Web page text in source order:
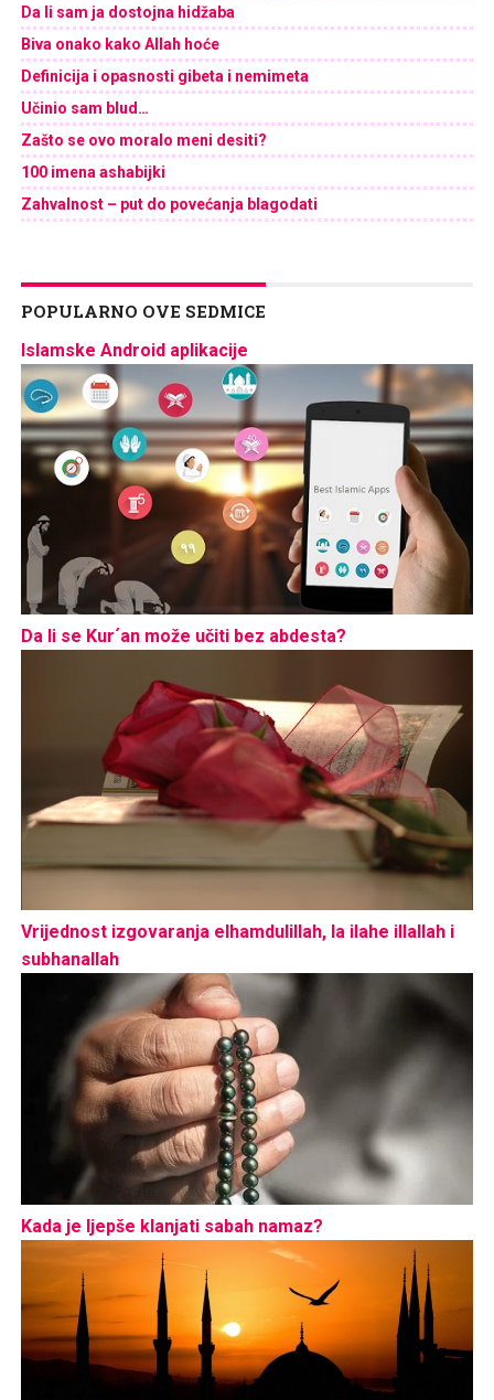
Da li sam ja dostojna hidžaba
Biva onako kako Allah hoće
Definicija i opasnosti gibeta i nemimeta
Učinio sam blud…
Zašto se ovo moralo meni desiti?
100 imena ashabijki
Zahvalnost – put do povećanja blagodati
POPULARNO OVE SEDMICE
Islamske Android aplikacije
Da li se Kur´an može učiti bez abdesta?
Vrijednost izgovaranja elhamdulillah, la ilahe illallah i
subhanallah
Kada je ljepše klanjati sabah namaz?